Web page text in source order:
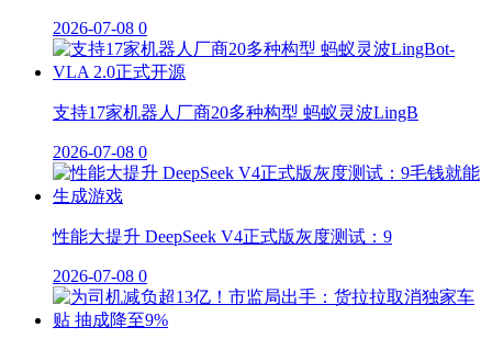
2026-07-08 0
支持17家机器人厂商20多种构型 蚂蚁灵波LingB
2026-07-08 0
性能大提升 DeepSeek V4正式版灰度测试：9
2026-07-08 0